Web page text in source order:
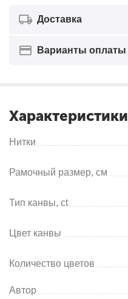
Доставка
Варианты оплаты
Характеристики
Нитки
Рамочный размер, см
Тип канвы, ct
Цвет канвы
Количество цветов
Автор